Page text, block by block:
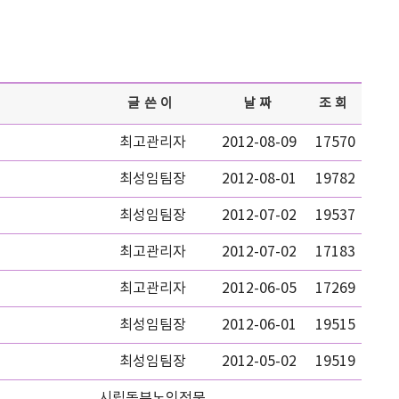
글쓴이 날짜 조회
최고관리자 2012-08-09 17570
최성임팀장 2012-08-01 19782
최성임팀장 2012-07-02 19537
최고관리자 2012-07-02 17183
최고관리자 2012-06-05 17269
최성임팀장 2012-06-01 19515
최성임팀장 2012-05-02 19519